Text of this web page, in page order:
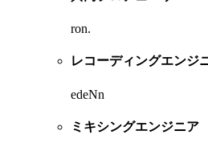
ron.
レコーディングエンジ
edeNn
ミキシングエンジニア